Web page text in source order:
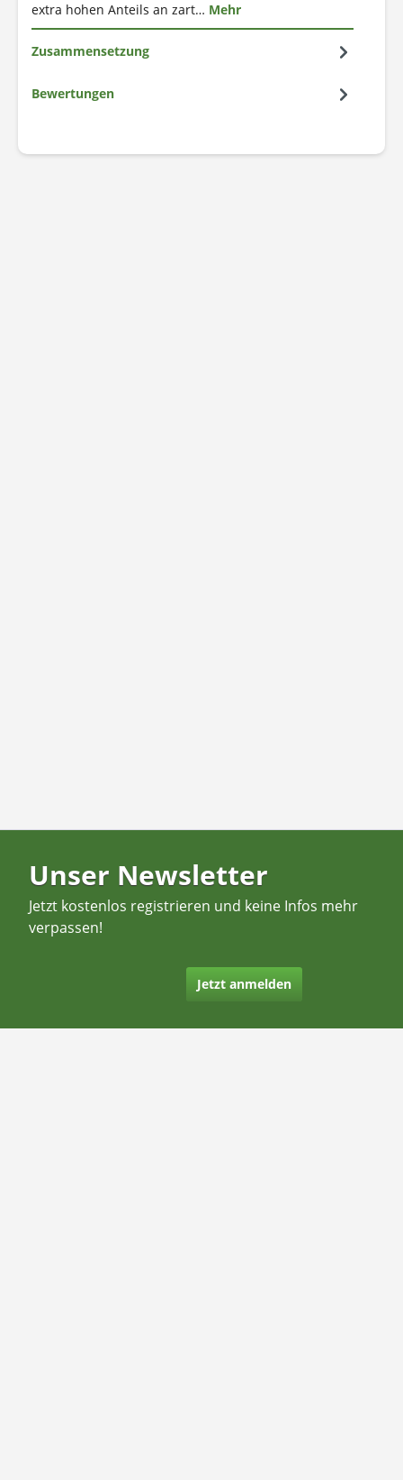
extra hohen Anteils an zart… Mehr
Zusammensetzung
Bewertungen
Unser Newsletter
Jetzt kostenlos registrieren und keine Infos mehr
verpassen!
Jetzt anmelden